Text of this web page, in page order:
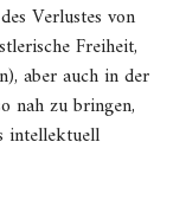
Verlustes von
Freiheit,
aber auch in der
nah zu bringen,
intellektuell